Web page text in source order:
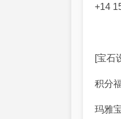
+14
[宝石
积分
玛雅